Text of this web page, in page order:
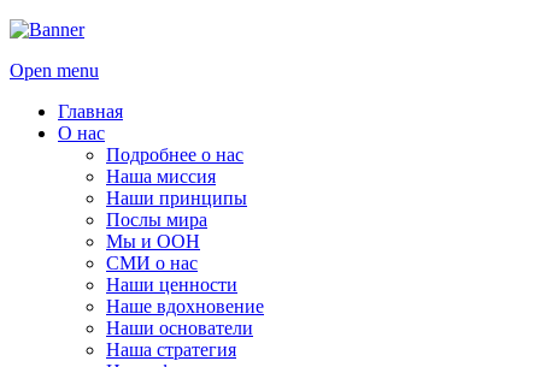
Open menu
Главная
О нас
Подробнее о нас
Наша миссия
Наши принципы
Послы мира
Мы и ООН
СМИ о нас
Наши ценности
Наше вдохновение
Наши основатели
Наша стратегия